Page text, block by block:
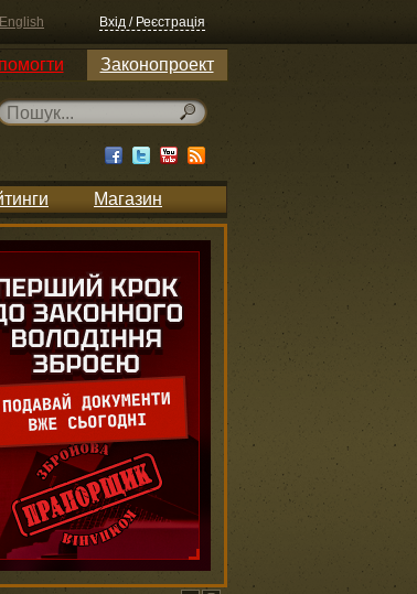
English Вхід / Реєстрація
Законопроект
Магазин